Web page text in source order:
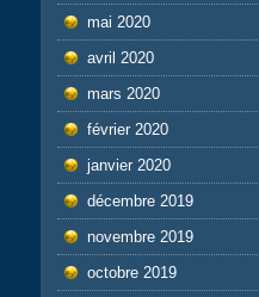
mai 2020
avril 2020
mars 2020
février 2020
janvier 2020
décembre 2019
novembre 2019
octobre 2019